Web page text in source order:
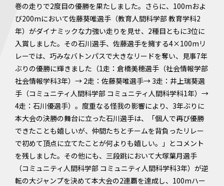
巻の走りで2度目の優勝を果たしました。さらに、100mおよ
び200mにおいて佐藤葵唯選手（教育人間科学部 教育学科2
年）がダイナミックな力強い走りを見せ、2種目ともに3位に
入賞しました。その石川選手、佐藤選手を擁する4×100mリ
レーでは、巧みなバトンパスで大きなリードを奪い、見事7年
ぶりの優勝に輝きました（1走：倉橋美穂選手（社会情報学部
社会情報学科3年）→ 2走：佐藤葵唯選手→ 3走：井上瑞葵選
手（コミュニティ人間科学部 コミュニティ人間科学科1年）→
4走：石川優選手）。度重なる怪我の影響により、3年ぶりに
本大会の決勝の舞台に立った石川選手は、「個人で再び優勝
できたことも嬉しいが、仲間たちとチームを背負ったリレー
で初めて頂点に立てたことが何よりも嬉しい。」とコメント
を残しました。その他にも、三段跳において大塚葉月選手
（コミュニティ人間科学部 コミュニティ人間科学科3年）が逆
転の大ジャンプを決めて本大会の2連覇を達成し、100mハー